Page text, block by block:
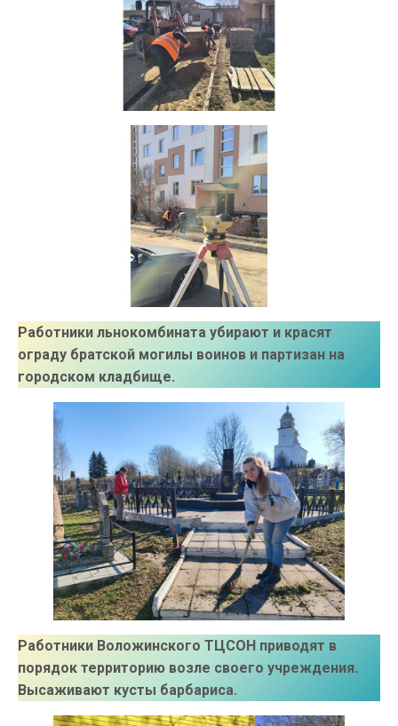
Работники льнокомбината убирают и красят
ограду братской могилы воинов и партизан на
городском кладбище.
Работники Воложинского ТЦСОН приводят в
порядок территорию возле своего учреждения.
Высаживают кусты барбариса.